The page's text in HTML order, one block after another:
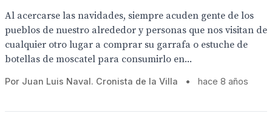
Al acercarse las navidades, siempre acuden gente de los
pueblos de nuestro alrededor y personas que nos visitan de
cualquier otro lugar a comprar su garrafa o estuche de
botellas de moscatel para consumirlo en...
Por Juan Luis Naval. Cronista de la Villa • hace 8 años